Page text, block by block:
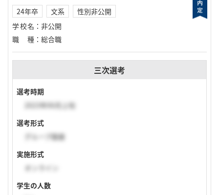
24年卒 文系
性別非公開
学校名 ： 非公開
職種 ： 総合職
三次選考
選考時期
2023年06月上旬
選考形式
グループ面接
実施形式
オンライン
学生の人数